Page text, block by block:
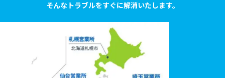
そんなトラブルをすぐに解消いたします。